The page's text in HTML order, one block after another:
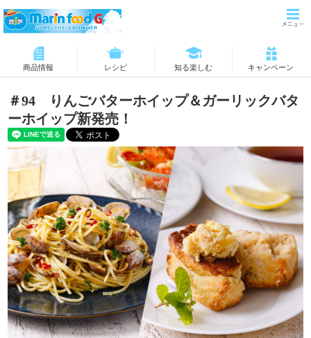
商品情報 レシピ 知る楽しむ キャンペーン
＃94 りんごバターホイップ＆ガーリックバタ
ーホイップ新発売！